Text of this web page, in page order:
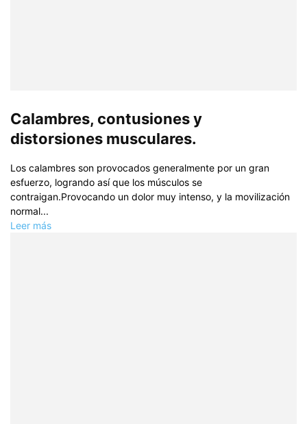
Calambres, contusiones y
distorsiones musculares.
Los calambres son provocados generalmente por un gran
esfuerzo, logrando así­ que los músculos se
contraigan.Provocando un dolor muy intenso, y la movilización
normal...
Leer más